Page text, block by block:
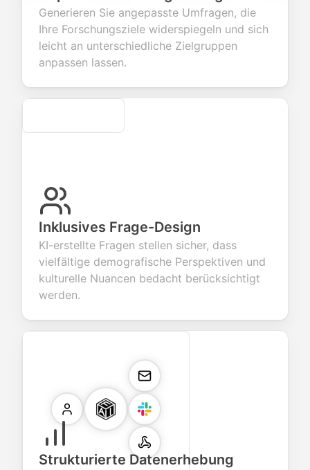
valuable
about
or
fields for
seamless
account
creation.
smooth e-
commerce
transactions.
screening
questions for
efficient
Generieren Sie angepasste Umfragen, die
Ihre Forschungsziele widerspiegeln und sich
leicht an unterschiedliche Zielgruppen
anpassen lassen.
Secure
Inklusives Frage-Design
KI-erstellte Fragen stellen sicher, dass
vielfältige demografische Perspektiven und
kulturelle Nuancen bedacht berücksichtigt
werden.
Strukturierte Datenerhebung